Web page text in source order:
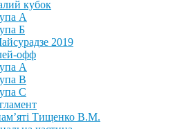
кубок
А
Б
2019
офф
А
В
С
Тищенко В.М.